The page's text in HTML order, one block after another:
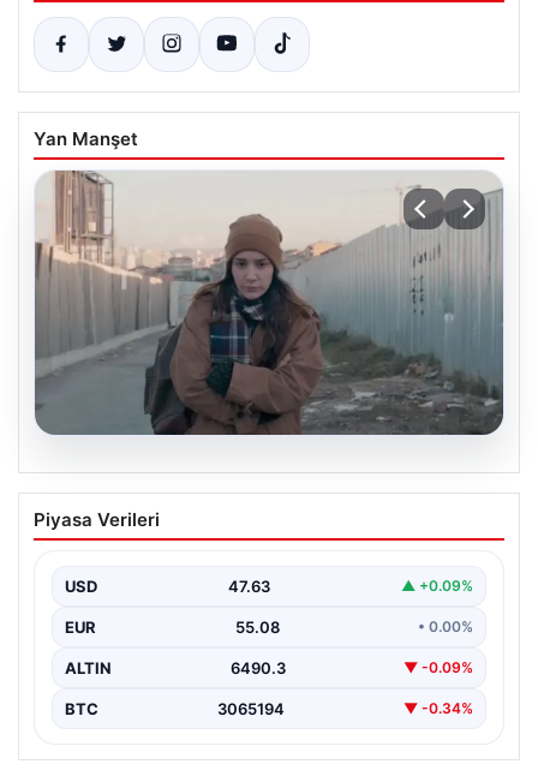
Yan Manşet
Türk Sinemasında Farklı Bir İmza:
Ceylan Özgün Özçelik’in Unutulmaz
Türk sinemasında kendine özgü ve etkileyici bir anlatım
Piyasa Verileri
USD 47.63 ▲ +0.09%
EUR 55.08 • 0.00%
ALTIN 6490.3 ▼ -0.09%
BTC 3065194 ▼ -0.34%